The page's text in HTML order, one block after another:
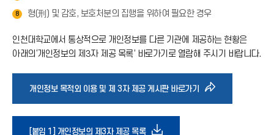
8 형(刑) 및 감호, 보호처분의 집행을 위하여 필요한 경우
인천대학교에서 통상적으로 개인정보를 다른 기관에 제공하는 현황은
아래의‘개인정보의 제3자 제공 목록’ 바로가기로 열람해 주시기 바랍니다.
개인정보 목적외 이용 및 제 3자 제공 게시판 바로가기 바
[붙임 1] 개인정보의 제3자 제공 목록다